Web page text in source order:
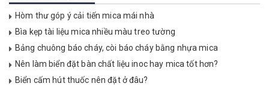
Hòm thư góp ý cải tiến mica mái nhà
Bìa kẹp tài liệu mica nhiều màu treo tường
Bảng chuông báo cháy, còi báo cháy bằng nhựa mica
Nên làm biển đặt bàn chất liệu inoc hay mica tốt hơn?
Biển cấm hút thuốc nên đặt ở đâu?